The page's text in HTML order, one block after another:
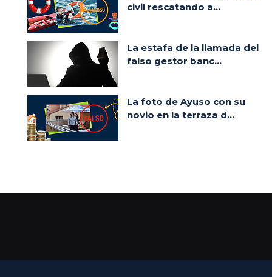
civil rescatando a...
La estafa de la llamada del
falso gestor banc...
La foto de Ayuso con su
novio en la terraza d...